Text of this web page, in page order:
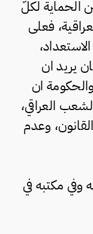
الحماية لكلّ
فعلى
يريد ان
ان
العراقي،
وعدم
وفي مكتبه في